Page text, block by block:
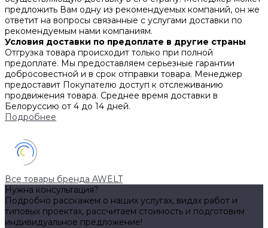
предложить Вам одну из рекомендуемых компаний, он же
ответит на вопросы связанные с услугами доставки по
рекомендуемым нами компаниям.
Условия доставки по предоплате в другие страны
Отгрузка товара происходит только при полной
предоплате. Мы предоставляем серьезные гарантии
добросовестной и в срок отправки товара. Менеджер
предоставит Покупателю доступ к отслеживанию
продвижения товара. Среднее время доставки в
Белоруссию от 4 до 14 дней.
Подробнее
Все товары бренда AWELT
Нужна консультация?
Подробно расскажем о наших услугах, видах работ и
типовых проектах, рассчитаем стоимость и подготовим
индивидуальное предложение!